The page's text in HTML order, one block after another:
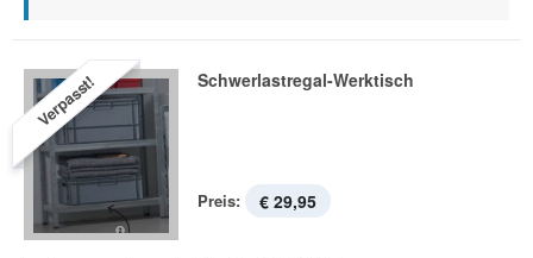
Verpasst! Schwerlastregal-Werktisch
Preis: € 29,95